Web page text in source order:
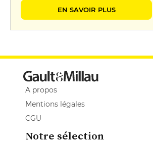
EN SAVOIR PLUS
A propos
Mentions légales
CGU
Notre sélection